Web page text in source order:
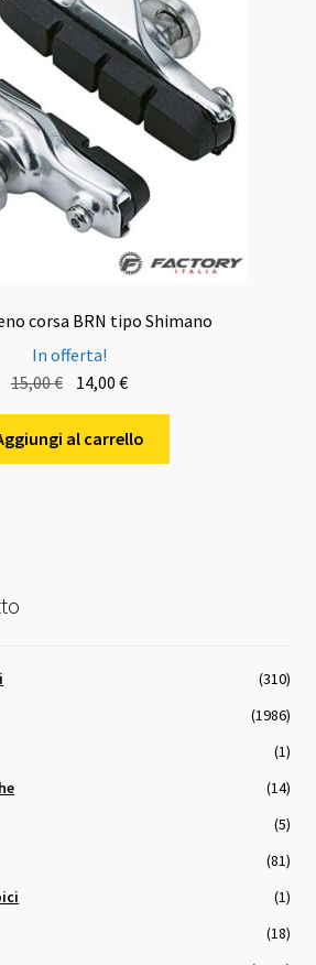
corsa BRN tipo Shimano
In offerta!
15,00€
originale
era:
14,00€Il
attuale
è:
al carrello
(310)
(1986)
(1)
(14)
(5)
(81)
(1)
(18)